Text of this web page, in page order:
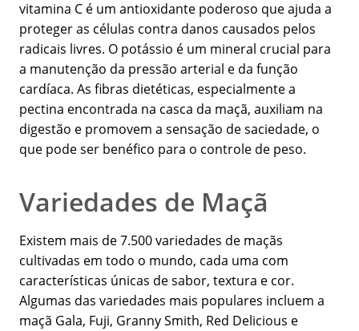
vitamina C é um antioxidante poderoso que ajuda a
proteger as células contra danos causados pelos
radicais livres. O potássio é um mineral crucial para
a manutenção da pressão arterial e da função
cardíaca. As fibras dietéticas, especialmente a
pectina encontrada na casca da maçã, auxiliam na
digestão e promovem a sensação de saciedade, o
que pode ser benéfico para o controle de peso.
Variedades de Maçã
Existem mais de 7.500 variedades de maçãs
cultivadas em todo o mundo, cada uma com
características únicas de sabor, textura e cor.
Algumas das variedades mais populares incluem a
maçã Gala, Fuji, Granny Smith, Red Delicious e